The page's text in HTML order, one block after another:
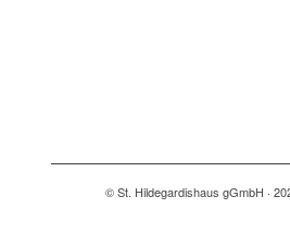
© St. Hildegardishaus gGmbH ·